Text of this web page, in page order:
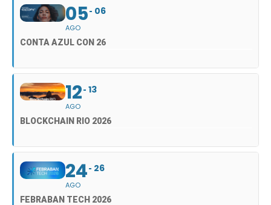
05
AGO
06
CONTA AZUL CON 26
12
AGO
13
BLOCKCHAIN RIO 2026
24
AGO
26
FEBRABAN TECH 2026